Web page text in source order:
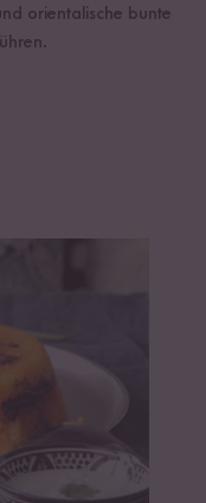
orientalische bunte